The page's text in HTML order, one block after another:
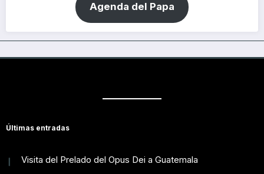
Agenda del Papa
Últimas entradas
Visita del Prelado del Opus Dei a Guatemala